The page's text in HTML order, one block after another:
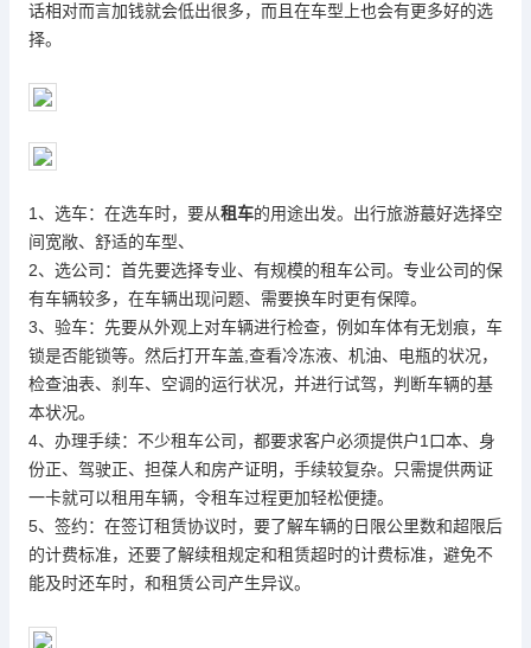
话相对而言加钱就会低出很多，而且在车型上也会有更多好的选
择。
1、选车：在选车时，要从租车的用途出发。出行旅游蕞好选择空
间宽敞、舒适的车型、
2、选公司：首先要选择专业、有规模的租车公司。专业公司的保
有车辆较多，在车辆出现问题、需要换车时更有保障。
3、验车：先要从外观上对车辆进行检查，例如车体有无划痕，车
锁是否能锁等。然后打开车盖,查看冷冻液、机油、电瓶的状况，
检查油表、刹车、空调的运行状况，并进行试驾，判断车辆的基
本状况。
4、办理手续：不少租车公司，都要求客户必须提供户1口本、身
份正、驾驶正、担葆人和房产证明，手续较复杂。只需提供两证
一卡就可以租用车辆，令租车过程更加轻松便捷。
5、签约：在签订租赁协议时，要了解车辆的日限公里数和超限后
的计费标准，还要了解续租规定和租赁超时的计费标准，避免不
能及时还车时，和租赁公司产生异议。